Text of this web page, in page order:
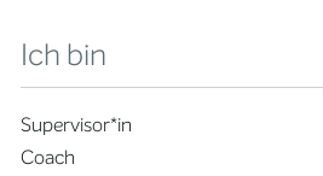
Ich bin
Supervisor*in
Coach